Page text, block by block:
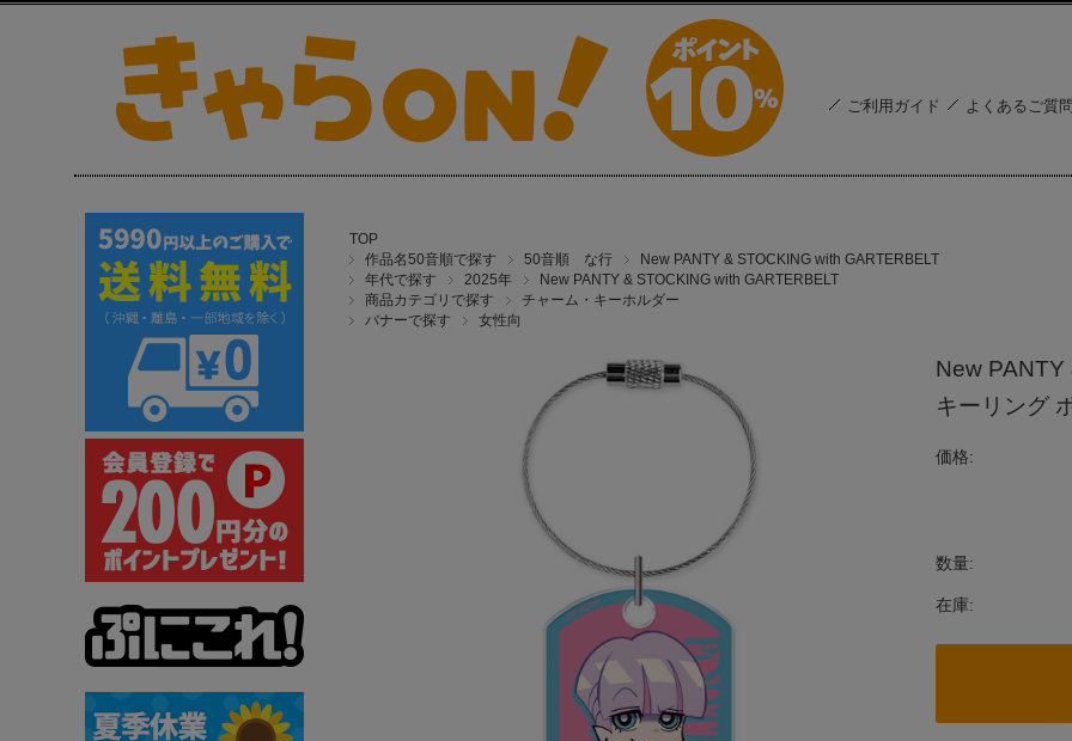
ご利用ガイド よくあるご質
TOP
作品名50音順で探す
50音順 な行
New PANTY & STOCKING with GARTERBELT
年代で探す
2025年
New PANTY & STOCKING with GARTERBELT
商品カテゴリで探す
チャーム・キーホルダー
バナーで探す
女性向
New
キーリング
価格:
数量:
在庫: